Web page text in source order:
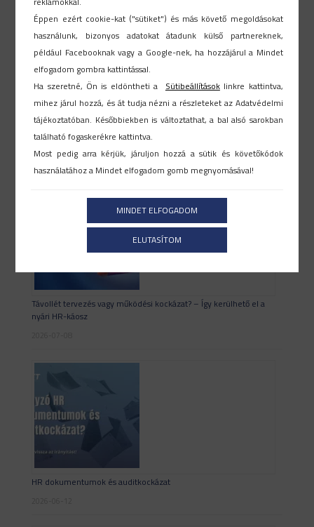
Megfelelő HR rendszer kiválasztása
2026-07-17
Távollét tervezés vagy működési kockázat? – Így kerülhető el a
nyári HR-káosz
HR dokumentumok és auditkockázat
Éppen ezért cookie-kat ("sütiket") és más követő megoldásokat
használunk, bizonyos adatokat átadunk külső partnereknek,
például Facebooknak vagy a Google-nek, ha hozzájárul a Mindet
elfogadom gombra kattintással.
Ha szeretné, Ön is eldöntheti a Sütibeállításoklinkre kattintva,
mihez járul hozzá, és át tudja nézni a részleteket az Adatvédelmi
tájékoztatóban. Későbbiekben is változtathat, a bal alsó sarokban
található fogaskerékre kattintva.
Most pedig arra kérjük, járuljon hozzá a sütik és követőkódok
használatához a Mindet elfogadom gomb megnyomásával!
MINDET ELFOGADOM
ELUTASÍTOM